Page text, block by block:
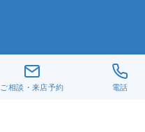
ご相談・来店予約 電話